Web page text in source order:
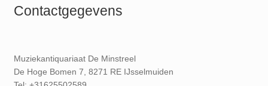
Contactgegevens
Muziekantiquariaat De Minstreel
De Hoge Bomen 7, 8271 RE IJsselmuiden